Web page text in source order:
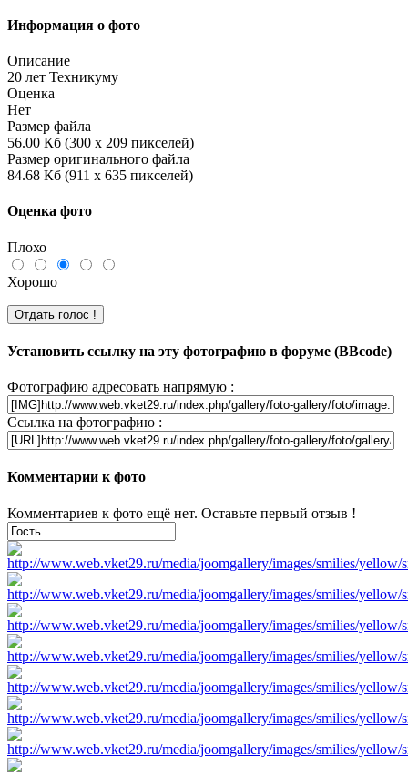
Информация о фото
Описание
20 лет Техникуму
Оценка
Нет
Размер файла
56.00 Кб (300 x 209 пикселей)
Размер оригинального файла
84.68 Кб (911 x 635 пикселей)
Оценка фото
Плохо
Хорошо
Установить ссылку на эту фотографию в форуме (BBcode)
Фотографию адресовать напрямую :
Ссылка на фотографию :
Комментарии к фото
Комментариев к фото ещё нет. Оставьте первый отзыв !